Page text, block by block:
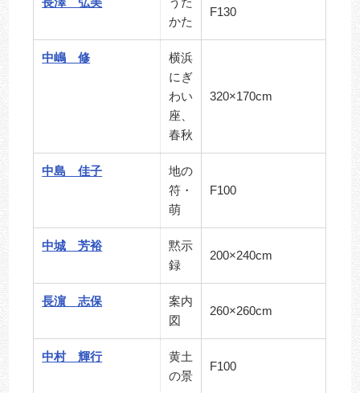
かた
F130
中嶋 修
横浜
にぎ
わい
座、
春秋
320×170cm
中島 佳子
地の
符・
萌
F100
中城 芳裕
黙示
録
200×240cm
長濵 志保
案内
図
260×260cm
中村 輝行
黄土
の景
F100